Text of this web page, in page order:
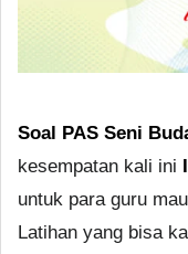
Soal PAS Seni
kesempatan kali ini
untuk para guru
Latihan yang bisa